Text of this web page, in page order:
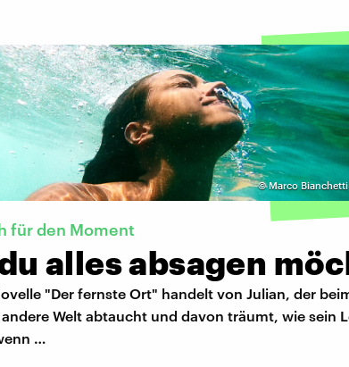
©Marco
für den Moment
alles absagen
"Der fernste Ort" handelt von Julian, der
Welt abtaucht und davon träumt, wie sein
…